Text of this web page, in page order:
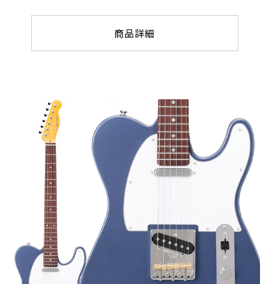
商品詳細